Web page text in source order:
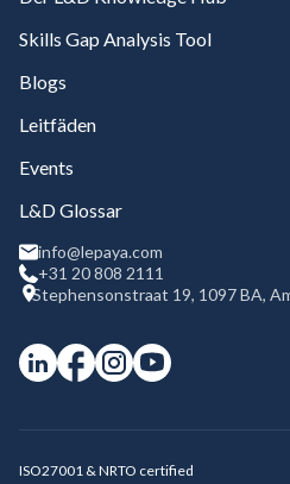
Skills Gap Analysis Tool
Blogs
Leitfäden
Events
L&D Glossar
info@lepaya.com
+31 20 808 2111
Stephensonstraat 19, 1097 BA,
ISO27001 & NRTO certified